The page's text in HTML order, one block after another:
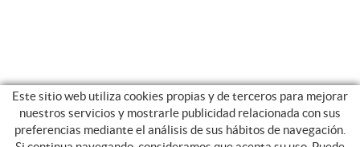
Este sitio web utiliza cookies propias y de terceros para mejorar
nuestros servicios y mostrarle publicidad relacionada con sus
preferencias mediante el análisis de sus hábitos de navegación.